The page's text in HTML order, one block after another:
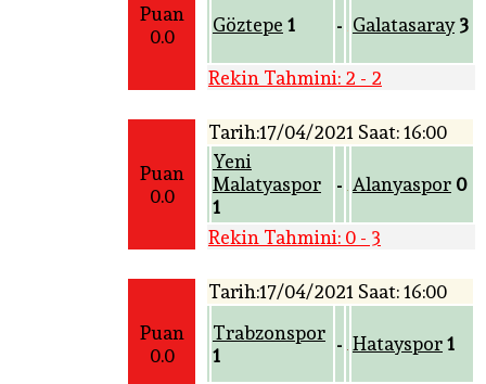
Puan
0.0
Göztepe 1 - Galatasaray 3
Rekin Tahmini: 2 - 2
Puan
0.0
Tarih:17/04/2021 Saat: 16:00
Yeni
Malatyaspor
1
- Alanyaspor 0
Rekin Tahmini: 0 - 3
Puan
0.0
Tarih:17/04/2021 Saat: 16:00
Trabzonspor
1
- Hatayspor1